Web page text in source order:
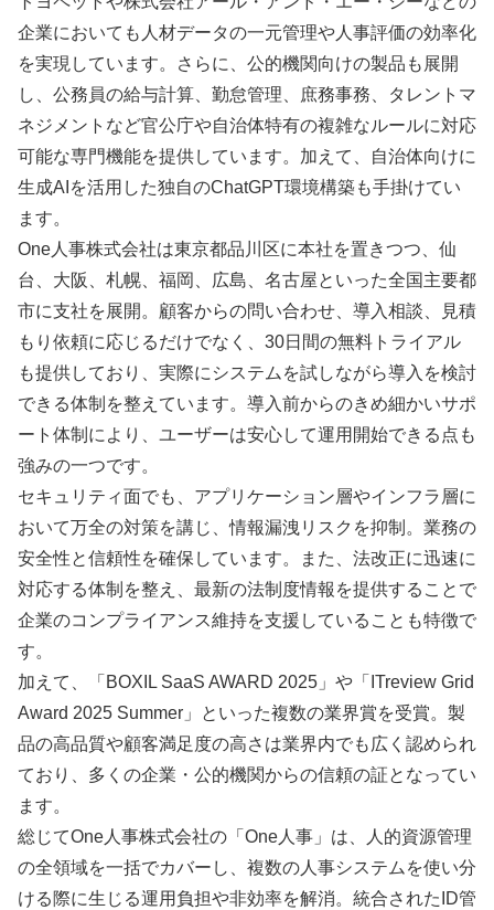
企業においても人材データの一元管理や人事評価の効率化
を実現しています。さらに、公的機関向けの製品も展開
し、公務員の給与計算、勤怠管理、庶務事務、タレントマ
ネジメントなど官公庁や自治体特有の複雑なルールに対応
可能な専門機能を提供しています。加えて、自治体向けに
生成AIを活用した独自のChatGPT環境構築も手掛けてい
ます。
One人事株式会社は東京都品川区に本社を置きつつ、仙
台、大阪、札幌、福岡、広島、名古屋といった全国主要都
市に支社を展開。顧客からの問い合わせ、導入相談、見積
もり依頼に応じるだけでなく、30日間の無料トライアル
も提供しており、実際にシステムを試しながら導入を検討
できる体制を整えています。導入前からのきめ細かいサポ
ート体制により、ユーザーは安心して運用開始できる点も
強みの一つです。
セキュリティ面でも、アプリケーション層やインフラ層に
おいて万全の対策を講じ、情報漏洩リスクを抑制。業務の
安全性と信頼性を確保しています。また、法改正に迅速に
対応する体制を整え、最新の法制度情報を提供することで
企業のコンプライアンス維持を支援していることも特徴で
す。
加えて、「BOXIL SaaS AWARD 2025」や「ITreview Grid
Award 2025 Summer」といった複数の業界賞を受賞。製
品の高品質や顧客満足度の高さは業界内でも広く認められ
ており、多くの企業・公的機関からの信頼の証となってい
ます。
総じてOne人事株式会社の「One人事」は、人的資源管理
の全領域を一括でカバーし、複数の人事システムを使い分
ける際に生じる運用負担や非効率を解消。統合されたID管